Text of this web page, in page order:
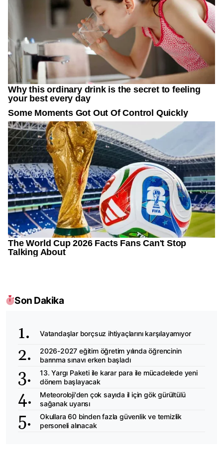
Son Dakika
Vatandaşlar borçsuz ihtiyaçlarını karşılayamıyor
2026-2027 eğitim öğretim yılında öğrencinin
barınma sınavı erken başladı
13. Yargı Paketi ile karar para ile mücadelede yeni
dönem başlayacak
Meteoroloji'den çok sayıda il için gök gürültülü
sağanak uyarısı
Okullara 60 binden fazla güvenlik ve temizlik
personeli alınacak